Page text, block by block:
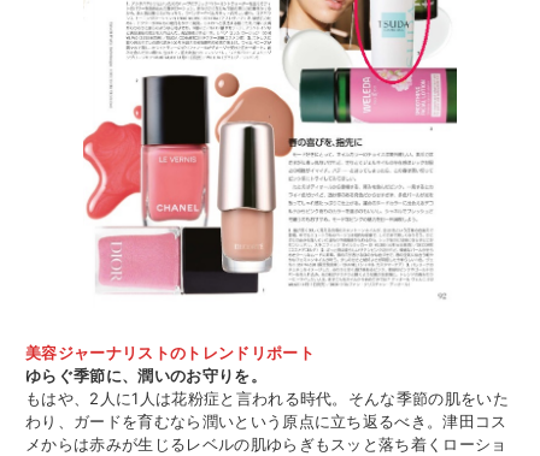
美容ジャーナリストのトレンドリポート
ゆらぐ季節に、潤いのお守りを。
もはや、2人に1人は花粉症と言われる時代。そんな季節の肌をいた
わり、ガードを育むなら潤いという原点に立ち返るべき。津田コス
メからは赤みが生じるレベルの肌ゆらぎもスッと落ち着くローショ